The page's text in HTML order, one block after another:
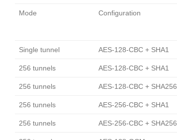
Mode Configuration
Single tunnel AES-128-CBC + SHA1
256 tunnels AES-128-CBC + SHA1
256 tunnels AES-128-CBC + SHA256
256 tunnels AES-256-CBC + SHA1
256 tunnels AES-256-CBC + SHA256